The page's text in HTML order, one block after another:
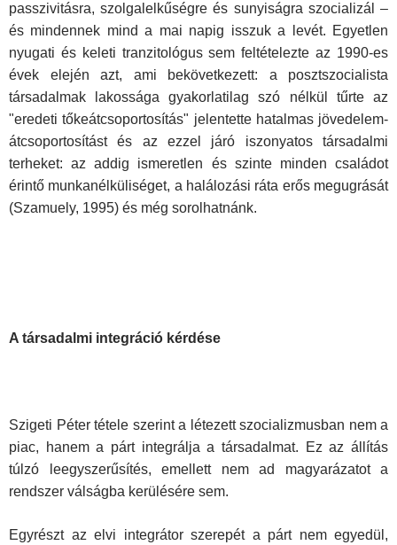
passzivitásra, szolgalelkűségre és sunyiságra szocializál –
és mindennek mind a mai napig isszuk a levét. Egyetlen
nyugati és keleti tranzitológus sem feltételezte az 1990-es
évek elején azt, ami bekövetkezett: a posztszocialista
társadalmak lakossága gyakorlatilag szó nélkül tűrte az
"eredeti tőkeátcsoportosítás" jelentette hatalmas jövedelem-
átcsoportosítást és az ezzel járó iszonyatos társadalmi
terheket: az addig ismeretlen és szinte minden családot
érintő munkanélküliséget, a halálozási ráta erős megugrását
(Szamuely, 1995) és még sorolhatnánk.
A társadalmi integráció kérdése
Szigeti Péter tétele szerint a létezett szocializmusban nem a
piac, hanem a párt integrálja a társadalmat. Ez az állítás
túlzó leegyszerűsítés, emellett nem ad magyarázatot a
rendszer válságba kerülésére sem.
Egyrészt az elvi integrátor szerepét a párt nem egyedül,